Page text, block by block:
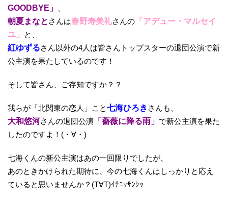
GOODBYE」
朝夏まなと さんは春野寿美礼さんの 「アデュー・マルセイ
ユ」
と、
紅ゆずるさん以外の4人は皆さんトップスターの退団公演で新
公主演を果たしているのです！
そして皆さん、ご存知ですか？？
我らが「北関東の恋人」こと七海ひろき さんも、
大和悠河さんの退団公演 「薔薇に降る雨」 で新公主演を果た
したのですよ！(・∀・)
七海くんの新公主演はあの一回限りでしたが、
あのときかけられた期待に、今の七海くんはしっかりと応え
ていると思いませんか？(T∀T)ｲﾁﾆｯｻﾝｼｯ